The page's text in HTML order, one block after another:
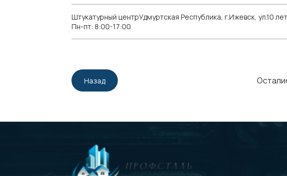
Штукатурный центрУдмуртская Республика, г.Ижевск, ул.10
Пн-пт: 8:00-17:00
Назад